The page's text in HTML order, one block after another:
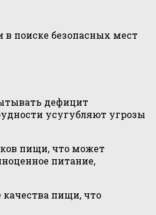
поиске безопасных мест
дефицит
усугубляют угрозы
пищи, что может
питание,
пищи, что